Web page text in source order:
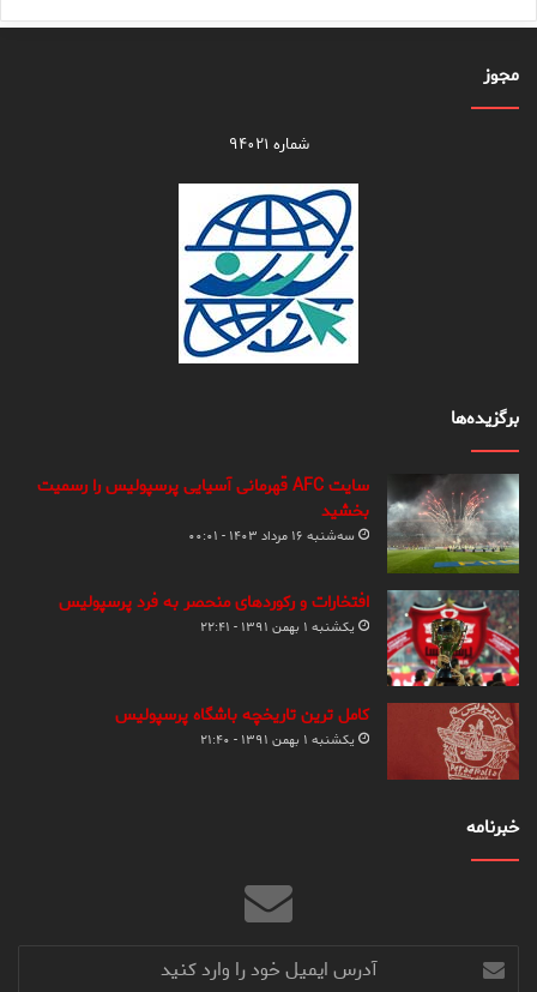
مجوز
شماره ۹۴۰۲۱
برگزیده‌ها
سایت AFC قهرمانی آسیایی پرسپولیس را رسمیت
بخشید
سه‌شنبه ۱۶ مرداد ۱۴۰۳ - ۰۰:۰۱
افتخارات و رکوردهای منحصر به فرد پرسپولیس
یکشنبه ۱ بهمن ۱۳۹۱ - ۲۲:۴۱
کامل ترین تاریخچه باشگاه پرسپولیس
یکشنبه ۱ بهمن ۱۳۹۱ - ۲۱:۴۰
خبرنامه
آدرس
ایمیل